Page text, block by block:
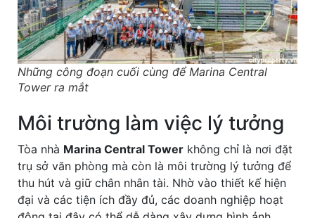
Những công đoạn cuối cùng để Marina Central
Tower ra mắt
Môi trường làm việc lý tưởng
Tòa nhà Marina Central Tower không chỉ là nơi đặt
trụ sở văn phòng mà còn là môi trường lý tưởng để
thu hút và giữ chân nhân tài. Nhờ vào thiết kế hiện
đại và các tiện ích đầy đủ, các doanh nghiệp hoạt